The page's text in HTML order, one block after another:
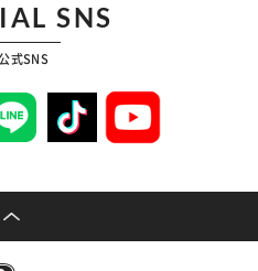
SNS
式SNS